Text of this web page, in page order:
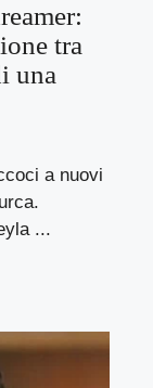
tra
una
a nuovi
...